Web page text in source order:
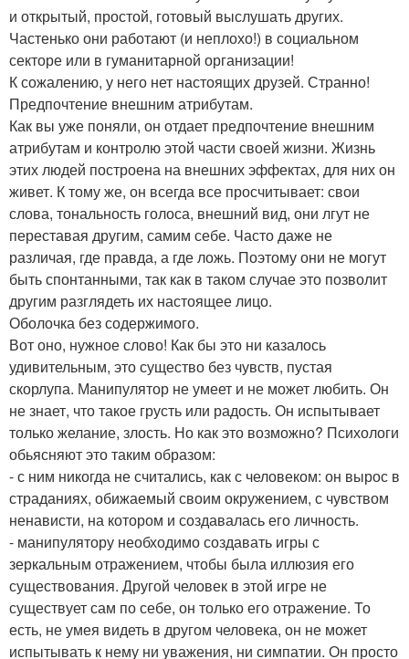
и открытый, простой, готовый выслушать других.
Частенько они работают (и неплохо!) в социальном
секторе или в гуманитарной организации!
К сожалению, у него нет настоящих друзей. Странно!
Предпочтение внешним атрибутам.
Как вы уже поняли, он отдает предпочтение внешним
атрибутам и контролю этой части своей жизни. Жизнь
этих людей построена на внешних эффектах, для них он
живет. К тому же, он всегда все просчитывает: свои
слова, тональность голоса, внешний вид, они лгут не
переставая другим, самим себе. Часто даже не
различая, где правда, а где ложь. Поэтому они не могут
быть спонтанными, так как в таком случае это позволит
другим разглядеть их настоящее лицо.
Оболочка без содержимого.
Вот оно, нужное слово! Как бы это ни казалось
удивительным, это существо без чувств, пустая
скорлупа. Манипулятор не умеет и не может любить. Он
не знает, что такое грусть или радость. Он испытывает
только желание, злость. Но как это возможно? Психологи
обьясняют это таким образом:
- с ним никогда не считались, как с человеком: он вырос в
страданиях, обижаемый своим окружением, с чувством
ненависти, на котором и создавалась его личность.
- манипулятору необходимо создавать игры с
зеркальным отражением, чтобы была иллюзия его
существования. Другой человек в этой игре не
существует сам по себе, он только его отражение. То
есть, не умея видеть в другом человека, он не может
испытывать к нему ни уважения, ни симпатии. Он просто